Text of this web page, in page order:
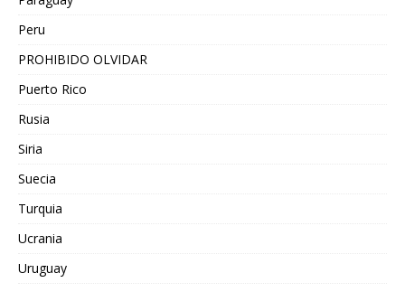
Peru
PROHIBIDO OLVIDAR
Puerto Rico
Rusia
Siria
Suecia
Turquia
Ucrania
Uruguay